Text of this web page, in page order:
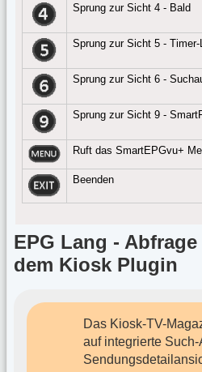
Sprung zur Sicht 4 - Bald
Sprung zur Sicht 5 - Timer-
Sprung zur Sicht 6 -
Sprung zur Sicht 9 -
Ruft das SmartEPGvu+
Beenden
EPG Lang -
dem Kiosk Plugin
Das Kiosk-TV-
auf integrierte